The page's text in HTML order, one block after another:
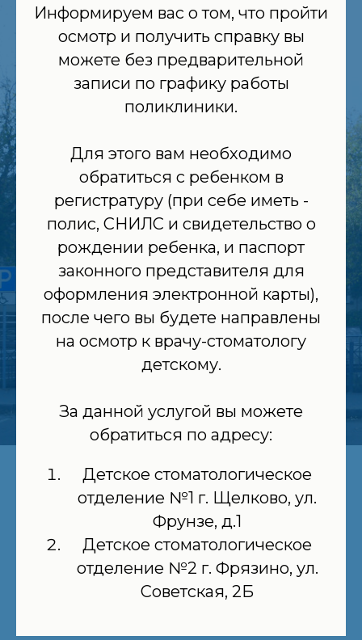
Информируем вас о том, что пройти
осмотр и получить справку вы
можете без предварительной
записи по графику работы
поликлиники.
Для этого вам необходимо
обратиться с ребенком в
регистратуру (при себе иметь -
полис, СНИЛС и свидетельство о
рождении ребенка, и паспорт
законного представителя для
оформления электронной карты),
после чего вы будете направлены
на осмотр к врачу-стоматологу
детскому.
За данной услугой вы можете
обратиться по адресу:
Детское стоматологическое
отделение №1 г. Щелково, ул.
Фрунзе, д.1
Детское стоматологическое
отделение №2 г. Фрязино, ул.
Советская, 2Б
ГБУЗ Московской области
«Щёлковская
стоматологическая
поликлиника»
г. Щёлково, ул. Фрунзе, д. 1